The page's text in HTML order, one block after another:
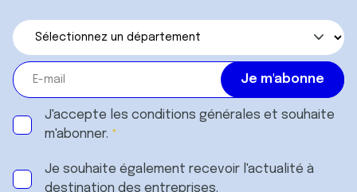
J'accepte les conditions générales et souhaite
m'abonner.
Je souhaite également recevoir l'actualité à
destination des entreprises.